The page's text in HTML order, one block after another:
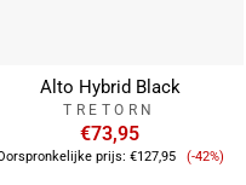
Alto Hybrid Black
TRETORN
€73,95
prijs: €127,95 (-42%)